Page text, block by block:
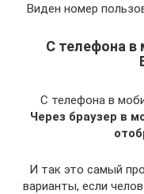
Виден номер
С телефона
С телефона в
Через браузер в
И так это самый
варианты, если